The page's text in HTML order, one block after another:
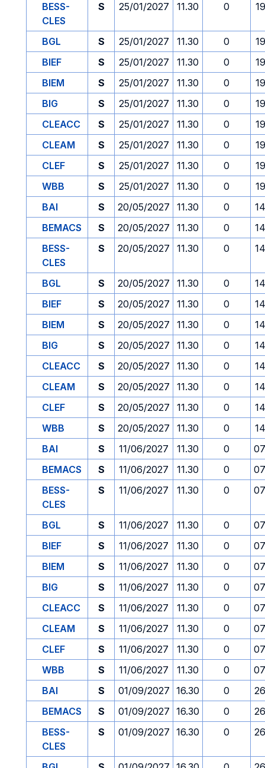
BESS-
CLES
S 25/01/2027 11.30 0
BGL S 25/01/2027 11.30 0
BIEF
S 25/01/2027 11.30 0
BIEM
S 25/01/2027 11.30 0
BIG
S 25/01/2027 11.30 0
CLEACC
S 25/01/2027 11.30 0
CLEAM
S 25/01/2027 11.30 0
CLEF
S 25/01/2027 11.30 0
WBB
S 25/01/2027 11.30 0
BAI
S 20/05/2027 11.30 0
BEMACS
S 20/05/2027 11.30 0
BESS-
CLES
S 20/05/2027 11.30 0
BGL S 20/05/2027 11.30 0
BIEF
S 20/05/2027 11.30 0
BIEM
S 20/05/2027 11.30 0
BIG
S 20/05/2027 11.30 0
CLEACC
S 20/05/2027 11.30 0
CLEAM
S 20/05/2027 11.30 0
CLEF
S 20/05/2027 11.30 0
WBB
S 20/05/2027 11.30 0
BAI
S 11/06/2027 11.30 0
BEMACS
S 11/06/2027 11.30 0
BESS-
CLES
S 11/06/2027 11.30 0
BGL S 11/06/2027 11.30 0
BIEF
S 11/06/2027 11.30 0
BIEM
S 11/06/2027 11.30 0
BIG
S 11/06/2027 11.30 0
CLEACC
S 11/06/2027 11.30 0
CLEAM
S 11/06/2027 11.30 0
CLEF
S 11/06/2027 11.30 0
WBB
S 11/06/2027 11.30 0
BAI
S 01/09/2027 16.30 0
BEMACS
S 01/09/2027 16.30 0
BESS-
CLES
S 01/09/2027 16.30 0